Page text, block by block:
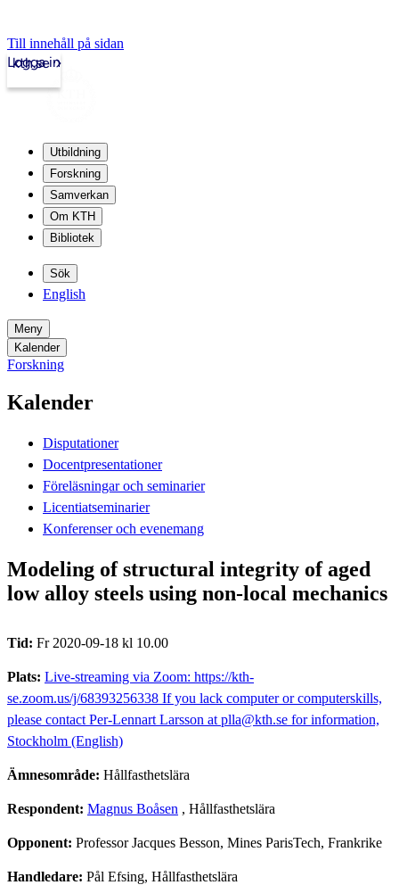
Till innehåll på sidan
kth.se
Logga in
Utbildning
Forskning
Samverkan
Om KTH
Bibliotek
Sök
English
Meny
Kalender
Forskning
Kalender
Disputationer
Docentpresentationer
Föreläsningar och seminarier
Licentiatseminarier
Konferenser och evenemang
Modeling of structural integrity of aged
low alloy steels using non-local mechanics
Tid: Fr 2020-09-18 kl 10.00
Plats: Live-streaming via Zoom: https://kth-
se.zoom.us/j/68393256338 If you lack computer or computerskills,
please contact Per-Lennart Larsson at plla@kth.se for information,
Stockholm (English)
Ämnesområde: Hållfasthetslära
Respondent: Magnus Boåsen , Hållfasthetslära
Opponent: Professor Jacques Besson, Mines ParisTech, Frankrike
Handledare: Pål Efsing, Hållfasthetslära